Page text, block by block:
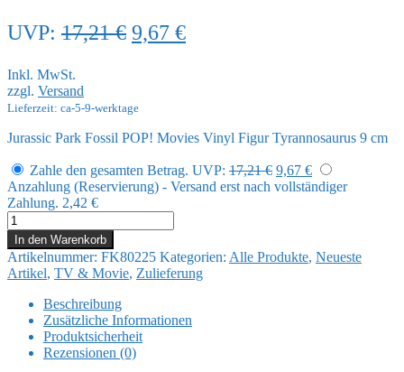
UVP: 17,21€ Ursprünglicher
17,21 €
9,67 €Aktueller
Inkl. MwSt.
zzgl. Versand
Lieferzeit: ca-5-9-werktage
Jurassic Park Fossil POP! Movies Vinyl Figur Tyrannosaurus 9 cm
Zahle den gesamten Betrag. UVP: 17,21€ Ursprünglicher
Preis
9,67 €Aktueller
Preis
Anzahlung (Reservierung) - Versand erst nach vollständiger
Zahlung. 2,42 €
Jurassic
Park
Fossil
POP!
Movies
Vinyl
Figur
Tyrannosaurus
In den Warenkorb
Artikelnummer: FK80225 Kategorien: Alle Produkte, Neueste
Artikel, TV & Movie, Zulieferung
Beschreibung
Zusätzliche Informationen
Produktsicherheit
Rezensionen (0)